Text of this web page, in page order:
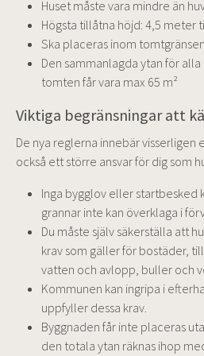
Huset måste vara mindre än
Högsta tillåtna höjd: 4,5 meter
Ska placeras inom tomtgränsen
Den sammanlagda ytan för
tomten får vara max 65 m²
Viktiga begränsningar att
De nya reglerna innebär visserligen
också ett större ansvar för dig som
Inga bygglov eller startbesked
grannar inte kan överklaga i
Du måste själv säkerställa att
krav som gäller för bostäder,
vatten och avlopp, buller och
Kommunen kan ingripa i
uppfyller dessa krav.
Byggnaden får inte placeras
den totala ytan räknas ihop